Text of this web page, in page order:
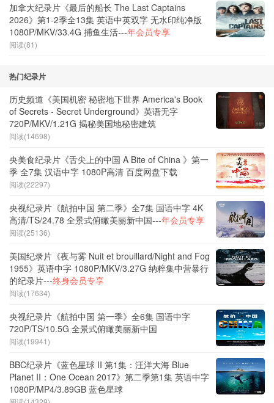
加拿大纪录片《最后的船长 The Last Captains
2026》第1-2季全13集 英语中英双字 无水印纯净版
1080P/MKV/33.4G 捕鱼生活---年会员专享
阅读(81)
热门纪录片
历史频道《美国机密 秘密地下世界 America's Book
of Secrets - Secret Underground》英语无字
720P/MKV/1.21G 揭秘美国地秘密建筑
阅读(14698)
央美食纪录片《舌尖上的中国 A Bite of China 》第一
季 全7集 汉语中字 1080P高清 百度网盘下载
阅读(22297)
央视纪录片《航拍中国 第二季》全7集 国语中字 4K
高清/TS/24.78 全景式俯瞰美丽新中国---年会员专享
阅读(25136)
美国纪录片《夜与雾 Nuit et brouillard/Night and Fog
1955》英语中字 1080P/MKV/3.27G 纳粹集中营暴行
的纪录片---终身会员专享
阅读(17634)
央视纪录片《航拍中国 第一季》全6集 国语中字
720P/TS/10.5G 全景式俯瞰美丽新中国
阅读(19941)
BBC纪录片《蓝色星球 II 第1集：汪洋大海 Blue
Planet II：One Ocean 2017》第二季第1集 英语中字
1080P/MP4/3.89GB 蓝色星球